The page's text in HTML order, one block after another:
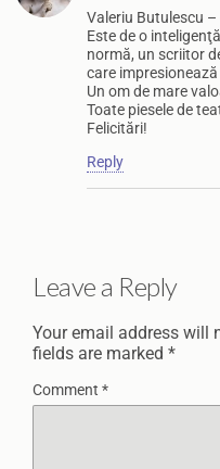
Valeriu Butulescu
Este de o
normă, un scriitor
care
Un om de mare
Toate piesele de
Felicitări!
Reply
Leave a Reply
Your email address will
fields are marked *
Comment *